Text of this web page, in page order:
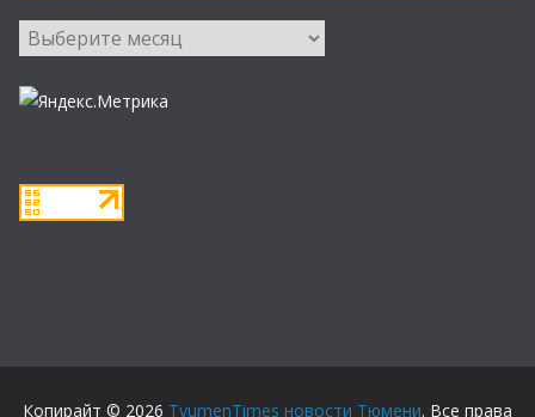
Архивы
Копирайт © 2026 TyumenTimes новости Тюмени. Все права